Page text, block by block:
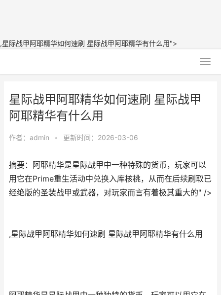
,星际战甲阿耶精华如何速刷 星际战甲阿耶精华有什么用">
星际战甲阿耶精华如何速刷 星际战甲
阿耶精华有什么用
作者： admin • 更新时间：2026-03-06
摘要：阿耶精华是星际战甲中一种特殊的货币，玩家可以
用它在Prime重生活动中兑换入库核桃，从而在后续刷取已
经绝版的圣装战甲或武器，对玩家而言有着极其重大的" />
,星际战甲阿耶精华如何速刷 星际战甲阿耶精华有什么用